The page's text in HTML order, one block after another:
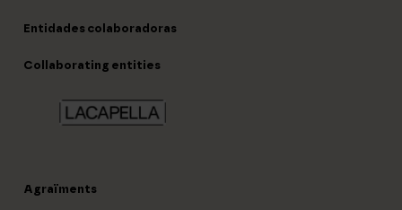
Entidades colaboradoras
Collaborating entities
Agraïments